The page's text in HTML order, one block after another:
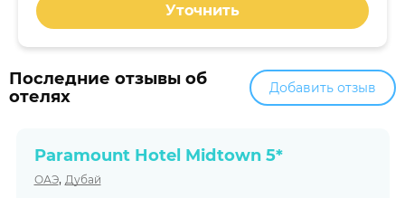
Уточнить
Последние отзывы об
отелях
Добавить отзыв
Paramount Hotel Midtown 5*
ОАЭ, Дубай